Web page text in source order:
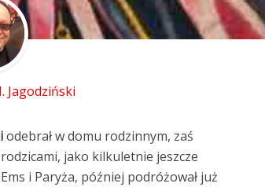
Jagodziński
odebrał w domu rodzinnym, zaś
jako kilkuletnie jeszcze
i Paryża, później podróżował już